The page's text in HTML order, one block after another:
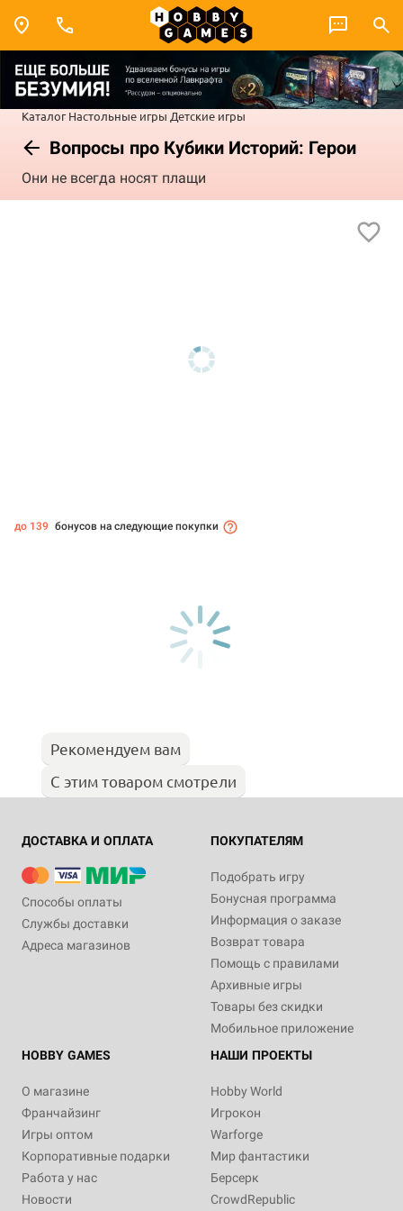
Каталог Настольные игры Детские игры
Вопросы про Кубики Историй: Герои
Они не всегда носят плащи
до 139 бонусов на следующие покупки
Рекомендуем вам
С этим товаром смотрели
ДОСТАВКА И ОПЛАТА
Способы оплаты
Службы доставки
Адреса магазинов
ПОКУПАТЕЛЯМ
Подобрать игру
Бонусная программа
Информация о заказе
Возврат товара
Помощь с правилами
Архивные игры
Товары без скидки
Мобильное приложение
HOBBY GAMES
О магазине
Франчайзинг
Игры оптом
Корпоративные подарки
Работа у нас
Новости
НАШИ ПРОЕКТЫ
Hobby World
Игрокон
Warforge
Мир фантастики
Берсерк
CrowdRepublic